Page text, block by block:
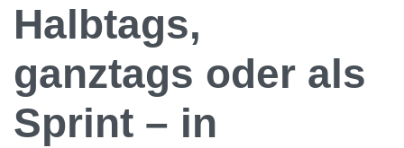
Halbtags,
ganztags oder als
Sprint – in